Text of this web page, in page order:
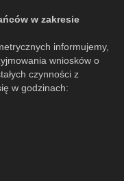
w zakresie
informujemy,
wniosków o
czynności z
w godzinach: